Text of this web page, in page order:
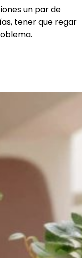
un par de
tener que regar